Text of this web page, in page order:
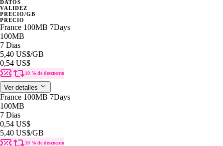
DATOS
VALIDEZ
PRECIO/GB
PRECIO
France 100MB 7Days
100MB
7 Dias
5,40 US$/GB
0,54 US$
10 % de descuento
Ver detalles
France 100MB 7Days
100MB
7 Dias
0,54 US$
5,40 US$/GB
10 % de descuento